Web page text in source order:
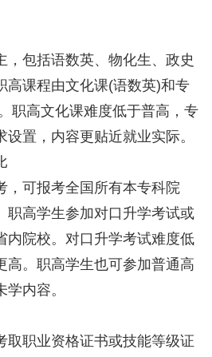
，包括语数英、物化生、政史
高课程由文化课(语数英)和专
职高文化课难度低于普高，专
置，内容更贴近就业实际。
，可报考全国所有本专科院
职高学生参加对口升学考试或
内院校。对口升学考试难度低
高。职高学生也可参加普通高
内容。
取职业资格证书或技能等级证